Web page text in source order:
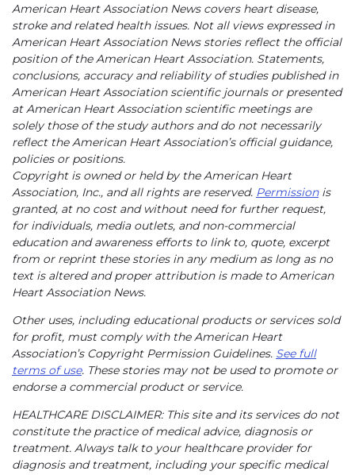
American Heart Association News covers heart disease,
stroke and related health issues. Not all views expressed in
American Heart Association News stories reflect the official
position of the American Heart Association. Statements,
conclusions, accuracy and reliability of studies published in
American Heart Association scientific journals or presented
at American Heart Association scientific meetings are
solely those of the study authors and do not necessarily
reflect the American Heart Association’s official guidance,
policies or positions.
Copyright is owned or held by the American Heart
Association, Inc., and all rights are reserved. Permissionis
granted, at no cost and without need for further request,
for individuals, media outlets, and non-commercial
education and awareness efforts to link to, quote, excerpt
from or reprint these stories in any medium as long as no
text is altered and proper attribution is made to American
Heart Association News.
Other uses, including educational products or services sold
for profit, must comply with the American Heart
Association’s Copyright Permission Guidelines. See full
terms of use. These stories may not be used to promote or
endorse a commercial product or service.
HEALTHCARE DISCLAIMER: This site and its services do not
constitute the practice of medical advice, diagnosis or
treatment. Always talk to your healthcare provider for
diagnosis and treatment, including your specific medical